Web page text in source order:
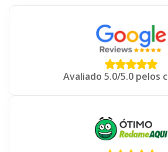
Avaliado 5.0/5.0 pelos